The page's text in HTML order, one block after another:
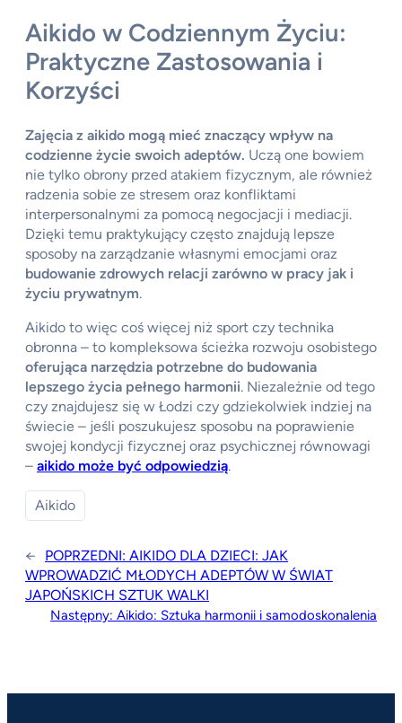
Aikido w Codziennym Życiu:
Praktyczne Zastosowania i
Korzyści
Zajęcia z aikido mogą mieć znaczący wpływ na
codzienne życie swoich adeptów. Uczą one bowiem
nie tylko obrony przed atakiem fizycznym, ale również
radzenia sobie ze stresem oraz konfliktami
interpersonalnymi za pomocą negocjacji i mediacji.
Dzięki temu praktykujący często znajdują lepsze
sposoby na zarządzanie własnymi emocjami oraz
budowanie zdrowych relacji zarówno w pracy jak i
życiu prywatnym.
Aikido to więc coś więcej niż sport czy technika
obronna – to kompleksowa ścieżka rozwoju osobistego
oferująca narzędzia potrzebne do budowania
lepszego życia pełnego harmonii. Niezależnie od tego
czy znajdujesz się w Łodzi czy gdziekolwiek indziej na
świecie – jeśli poszukujesz sposobu na poprawienie
swojej kondycji fizycznej oraz psychicznej równowagi
– aikido może być odpowiedzią.
Aikido
← POPRZEDNI: AIKIDO DLA DZIECI: JAK
WPROWADZIĆ MŁODYCH ADEPTÓW W ŚWIAT
JAPOŃSKICH SZTUK WALKI
Następny: Aikido: Sztuka harmonii i samodoskonalenia